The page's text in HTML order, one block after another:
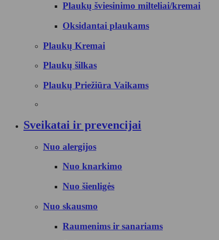
Plaukų šviesinimo milteliai/kremai
Oksidantai plaukams
Plaukų Kremai
Plaukų šilkas
Plaukų Priežiūra Vaikams
Sveikatai ir prevencijai
Nuo alergijos
Nuo knarkimo
Nuo šienligės
Nuo skausmo
Raumenims ir sanariams